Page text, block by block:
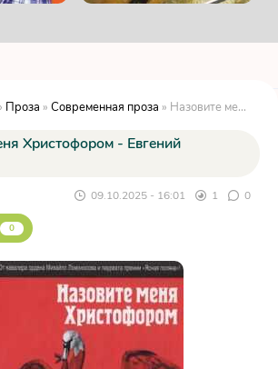
Проза » Современная проза » Назовите меня Христофором - Евгений Касимов
Христофором - Евгений
09.10.2025 - 16:01 1 0
0